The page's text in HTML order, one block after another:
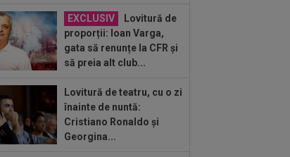
3 | Scorul final a fost stabilit de
- Rapid, LIVE VIDEO, ora
la Digi Sport 1. ECHIPELE.
Chivu a spus-o fără rețineri:
a făcut un nou transfer!
EXCLUSIV
Lovitură de
proporții: Ioan Varga,
gata să renunțe la CFR și
să preia alt club...
Lovitură de teatru, cu o zi
înainte de nuntă:
Cristiano Ronaldo și
Georgina...